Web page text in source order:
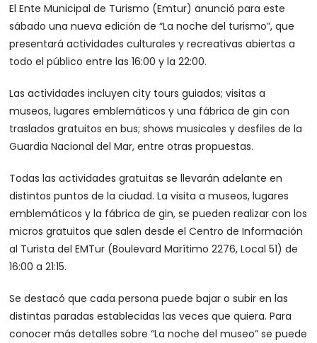
El Ente Municipal de Turismo (Emtur) anunció para este
sábado una nueva edición de “La noche del turismo”, que
presentará actividades culturales y recreativas abiertas a
todo el público entre las 16:00 y la 22:00.
Las actividades incluyen city tours guiados; visitas a
museos, lugares emblemáticos y una fábrica de gin con
traslados gratuitos en bus; shows musicales y desfiles de la
Guardia Nacional del Mar, entre otras propuestas.
Todas las actividades gratuitas se llevarán adelante en
distintos puntos de la ciudad. La visita a museos, lugares
emblemáticos y la fábrica de gin, se pueden realizar con los
micros gratuitos que salen desde el Centro de Información
al Turista del EMTur (Boulevard Marítimo 2276, Local 51) de
16:00 a 21:15.
Se destacó que cada persona puede bajar o subir en las
distintas paradas establecidas las veces que quiera. Para
conocer más detalles sobre “La noche del museo” se puede